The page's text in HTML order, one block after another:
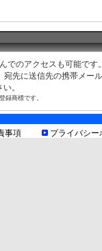
でのアクセスも可能です
先に送信先の携帯メー
。
録商標です。
事項 プライバシー